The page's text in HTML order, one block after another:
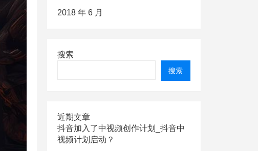
2018 年 6 月
搜索
搜索
近期文章
抖音加入了中视频创作计划_抖音中
视频计划启动？